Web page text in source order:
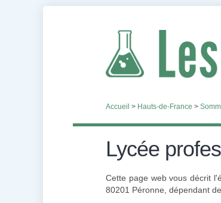
Accueil > Hauts-de-France >
Lycée
Cette page web vous décrit
80201 Péronne, dépendant